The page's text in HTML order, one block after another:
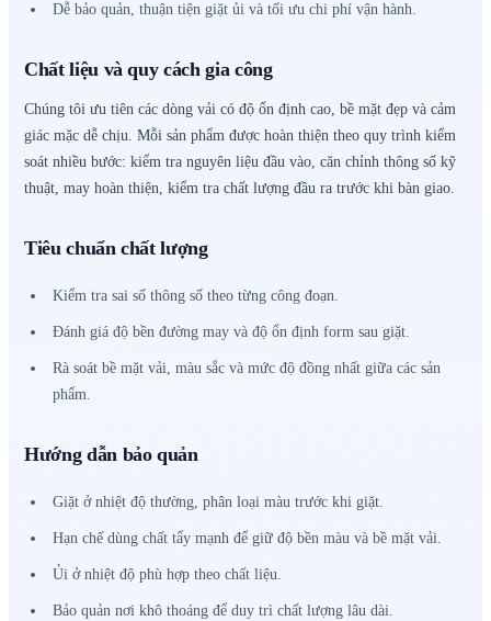
Dễ bảo quản, thuận tiện giặt ủi và tối ưu chi phí vận hành.
Chất liệu và quy cách gia công
Chúng tôi ưu tiên các dòng vải có độ ổn định cao, bề mặt đẹp và cảm
giác mặc dễ chịu. Mỗi sản phẩm được hoàn thiện theo quy trình kiểm
soát nhiều bước: kiểm tra nguyên liệu đầu vào, căn chỉnh thông số kỹ
thuật, may hoàn thiện, kiểm tra chất lượng đầu ra trước khi bàn giao.
Tiêu chuẩn chất lượng
Kiểm tra sai số thông số theo từng công đoạn.
Đánh giá độ bền đường may và độ ổn định form sau giặt.
Rà soát bề mặt vải, màu sắc và mức độ đồng nhất giữa các sản
phẩm.
Hướng dẫn bảo quản
Giặt ở nhiệt độ thường, phân loại màu trước khi giặt.
Hạn chế dùng chất tẩy mạnh để giữ độ bền màu và bề mặt vải.
Ủi ở nhiệt độ phù hợp theo chất liệu.
Bảo quản nơi khô thoáng để duy trì chất lượng lâu dài.